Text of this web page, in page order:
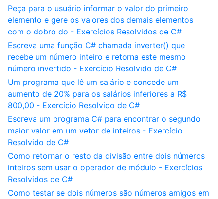
Peça para o usuário informar o valor do primeiro
elemento e gere os valores dos demais elementos
com o dobro do - Exercícios Resolvidos de C#
Escreva uma função C# chamada inverter() que
recebe um número inteiro e retorna este mesmo
número invertido - Exercício Resolvido de C#
Um programa que lê um salário e concede um
aumento de 20% para os salários inferiores a R$
800,00 - Exercício Resolvido de C#
Escreva um programa C# para encontrar o segundo
maior valor em um vetor de inteiros - Exercício
Resolvido de C#
Como retornar o resto da divisão entre dois números
inteiros sem usar o operador de módulo - Exercícios
Resolvidos de C#
Como testar se dois números são números amigos em